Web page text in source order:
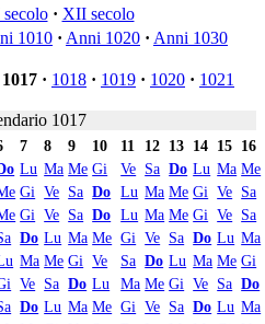
· XII secolo
1010 · Anni 1020 · Anni 1030
1017 · 1018 · 1019 · 1020 · 1021
1017
7 8 9 10 11 12 13 14 15 16
Lu Ma Me Gi Ve Sa Do Lu Ma Me
Gi Ve Sa Do Lu Ma Me Gi Ve Sa
Gi Ve Sa Do Lu Ma Me Gi Ve Sa
Do Lu Ma Me Gi Ve Sa Do Lu Ma
Ma Me Gi Ve Sa Do Lu Ma Me Gi
Ve Sa Do Lu Ma Me Gi Ve Sa Do
Do Lu Ma Me Gi Ve Sa Do Lu Ma